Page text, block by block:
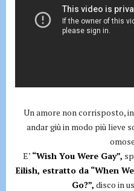
Un amore non corrisposto,
andar giù in modo più lieve
E’ “Wish You Were Gay”,
Eilish, estratto da “When
Go?”, disco in